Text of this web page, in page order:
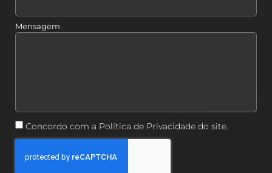
Mensagem
Concordo com a Política de Privacidade do site.